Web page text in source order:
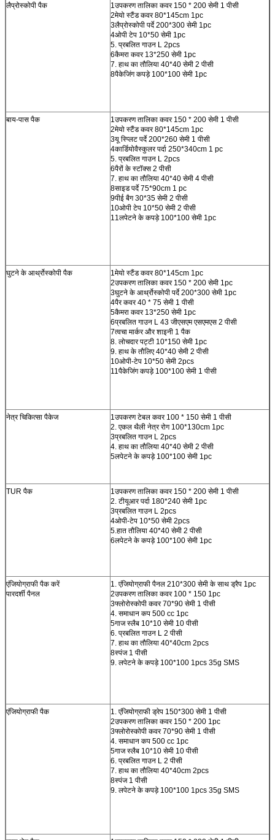
एक संदेश छोड़ें
लैप्रोस्कोपी पैक
1उपकरण तालिका कवर 150 * 200 सेमी 1 पीसी
2मेयो स्टैंड कवर 80*145cm 1pc
3लैप्रोस्कोपी पर्दे 200*300 सेमी 1pc
4ओपी टेप 10*50 सेमी 1pc
5. प्रबलित गाउन L 2pcs
6कैमरा कवर 13*250 सेमी 1pc
7. हाथ का तौलिया 40*40 सेमी 2 पीसी
8पैकेजिंग कपड़े 100*100 सेमी 1pc
बाय-पास पैक
1उपकरण तालिका कवर 150 * 200 सेमी 1 पीसी
2मेयो स्टैंड कवर 80*145cm 1pc
3यू स्प्लिट पर्दे 200*260 सेमी 1 पीसी
4कार्डियोवैस्कुलर पर्दा 250*340cm 1 pc
5. प्रबलित गाउन L 2pcs
6पैरों के स्टॉक्स 2 पीसी
7. हाथ का तौलिया 40*40 सेमी 4 पीसी
8साइड पर्दे 75*90cm 1 pc
9पीई बैग 30*35 सेमी 2 पीसी
10ओपी टेप 10*50 सेमी 2 पीसी
11लपेटने के कपड़े 100*100 सेमी 1pc
घुटने के आर्थ्रोस्कोपी पैक
1मेयो स्टैंड कवर 80*145cm 1pc
2उपकरण तालिका कवर 150 * 200 सेमी 1pc
3घुटने के आर्थ्रोस्कोपी पर्दे 200*300 सेमी 1pc
4पैर कवर 40 * 75 सेमी 1 पीसी
5कैमरा कवर 13*250 सेमी 1pc
6प्रबलित गाउन L 43 जीएसएम एसएमएस 2 पीसी
7त्वचा मार्कर और शाइनी 1 पैक
8. लोचदार पट्टी 10*150 सेमी 1pc
9. हाथ के तौलिए 40*40 सेमी 2 पीसी
10ओपी-टेप 10*50 सेमी 2pcs
11पैकेजिंग कपड़े 100*100 सेमी 1 पीसी
नेत्र चिकित्सा पैकेज
1उपकरण टेबल कवर 100 * 150 सेमी 1 पीसी
2. एकल थैली नेत्र रोग 100*130cm 1pc
3प्रबलित गाउन L 2pcs
4. हाथ का तौलिया 40*40 सेमी 2 पीसी
5लपेटने के कपड़े 100*100 सेमी 1pc
TUR पैक
1उपकरण तालिका कवर 150 * 200 सेमी 1 पीसी
2. टीयूआर पर्दा 180*240 सेमी 1pc
3प्रबलित गाउन L 2pcs
4ओपी-टेप 10*50 सेमी 2pcs
5.हात तौलिया 40*40 सेमी 2 पीसी
6लपेटने के कपड़े 100*100 सेमी 1pc
एंजियोग्राफी पैक करें
पारदर्शी पैनल
1. एंजियोग्राफी पैनल 210*300 सेमी के साथ ड्रैप 1pc
2उपकरण तालिका कवर 100 * 150 1pc
3फ्लोरोस्कोपी कवर 70*90 सेमी 1 पीसी
4. समाधान कप 500 cc 1pc
5गाज स्लैब 10*10 सेमी 10 पीसी
6. प्रबलित गाउन L 2 पीसी
7. हाथ का तौलिया 40*40cm 2pcs
8स्पंज 1 पीसी
9. लपेटने के कपड़े 100*100 1pcs 35g SMS
एंजियोग्राफी पैक
1. एंजियोग्राफी ड्रेप 150*300 सेमी 1 पीसी
2उपकरण तालिका कवर 150 * 200 1pc
3फ्लोरोस्कोपी कवर 70*90 सेमी 1 पीसी
4. समाधान कप 500 cc 1pc
5गाज स्लैब 10*10 सेमी 10 पीसी
6. प्रबलित गाउन L 2 पीसी
7. हाथ का तौलिया 40*40cm 2pcs
8स्पंज 1 पीसी
9. लपेटने के कपड़े 100*100 1pcs 35g SMS